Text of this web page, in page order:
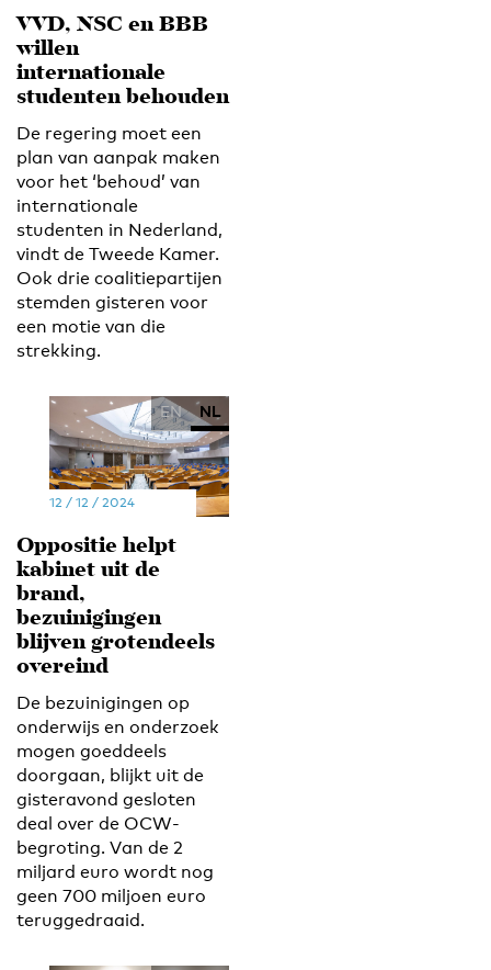
VVD, NSC en BBB
willen
internationale
studenten behouden
De regering moet een
plan van aanpak maken
voor het ‘behoud’ van
internationale
studenten in Nederland,
vindt de Tweede Kamer.
Ook drie coalitiepartijen
stemden gisteren voor
een motie van die
strekking.
EN NL
12 / 12 / 2024
Oppositie helpt
kabinet uit de
brand,
bezuinigingen
blijven grotendeels
overeind
De bezuinigingen op
onderwijs en onderzoek
mogen goeddeels
doorgaan, blijkt uit de
gisteravond gesloten
deal over de OCW-
begroting. Van de 2
miljard euro wordt nog
geen 700 miljoen euro
teruggedraaid.